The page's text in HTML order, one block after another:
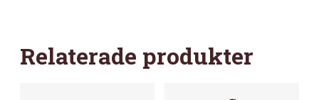
Relaterade produkter